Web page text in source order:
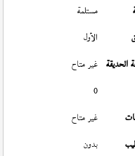
مستلمة
الأول
الحديقة غير متاح
0
غير متاح
بدون